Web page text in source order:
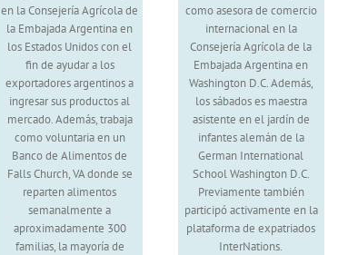
en la Consejería Agrícola de
la Embajada Argentina en
los Estados Unidos con el
fin de ayudar a los
exportadores argentinos a
ingresar sus productos al
mercado. Además, trabaja
como voluntaria en un
Banco de Alimentos de
Falls Church, VA donde se
reparten alimentos
semanalmente a
aproximadamente 300
familias, la mayoría de
como asesora de comercio
internacional en la
Consejería Agrícola de la
Embajada Argentina en
Washington D.C. Además,
los sábados es maestra
asistente en el jardín de
infantes alemán de la
German International
School Washington D.C.
Previamente también
participó activamente en la
plataforma de expatriados
InterNations.